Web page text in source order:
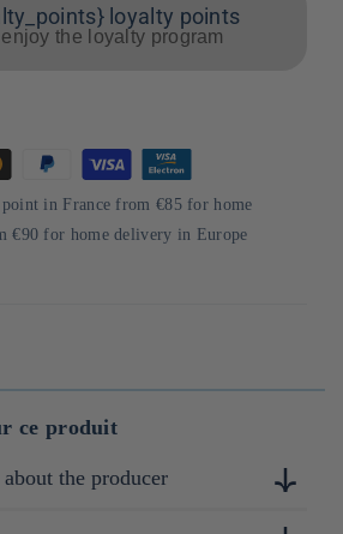
loyalty points
enjoy the loyalty program
in France from €85 for home
€90 for home delivery in Europe
ce produit
the producer